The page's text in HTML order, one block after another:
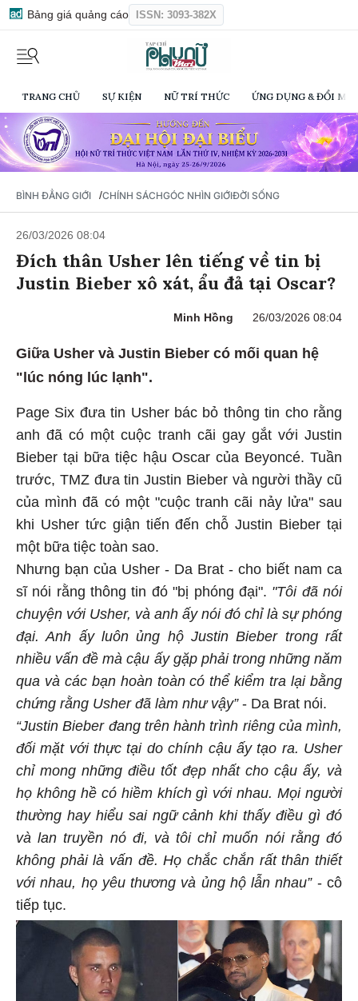
Bảng giá quảng cáo ISSN: 3093-382X
TRANG CHỦ SỰ KIỆN NỮ TRÍ THỨC ỨNG DỤNG & ĐỔI
BÌNH ĐẲNG GIỚI /CHÍNH SÁCHGÓC NHÌN GIỚIĐỜI SỐNG
26/03/2026 08:04
Đích thân Usher lên tiếng về tin bị
Justin Bieber xô xát, ẩu đả tại Oscar?
Minh Hồng 26/03/2026 08:04
Giữa Usher và Justin Bieber có mối quan hệ
"lúc nóng lúc lạnh".
Page Six đưa tin Usher bác bỏ thông tin cho rằng
anh đã có một cuộc tranh cãi gay gắt với Justin
Bieber tại bữa tiệc hậu Oscar của Beyoncé. Tuần
trước, TMZ đưa tin Justin Bieber và người thầy cũ
của mình đã có một "cuộc tranh cãi nảy lửa" sau
khi Usher tức giận tiến đến chỗ Justin Bieber tại
một bữa tiệc toàn sao.
Nhưng bạn của Usher - Da Brat - cho biết nam ca
sĩ nói rằng thông tin đó "bị phóng đại". "Tôi đã nói
chuyện với Usher, và anh ấy nói đó chỉ là sự phóng
đại. Anh ấy luôn ủng hộ Justin Bieber trong rất
nhiều vấn đề mà cậu ấy gặp phải trong những năm
qua và các bạn hoàn toàn có thể kiểm tra lại bằng
chứng rằng Usher đã làm như vậy”- Da Brat nói.
“Justin Bieber đang trên hành trình riêng của mình,
đối mặt với thực tại do chính cậu ấy tạo ra. Usher
chỉ mong những điều tốt đẹp nhất cho cậu ấy, và
họ không hề có hiềm khích gì với nhau. Mọi người
thường hay hiểu sai ngữ cảnh khi thấy điều gì đó
và lan truyền nó đi, và tôi chỉ muốn nói rằng đó
không phải là vấn đề. Họ chắc chắn rất thân thiết
với nhau, họ yêu thương và ủng hộ lẫn nhau”- cô
tiếp tục.